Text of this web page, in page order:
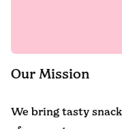
Our Mission
We bring tasty